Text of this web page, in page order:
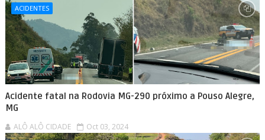
ACIDENTES
Acidente fatal na Rodovia MG-290 próximo a Pouso Alegre,
MG
ALÔ ALÔ CIDADE Oct 03, 2024